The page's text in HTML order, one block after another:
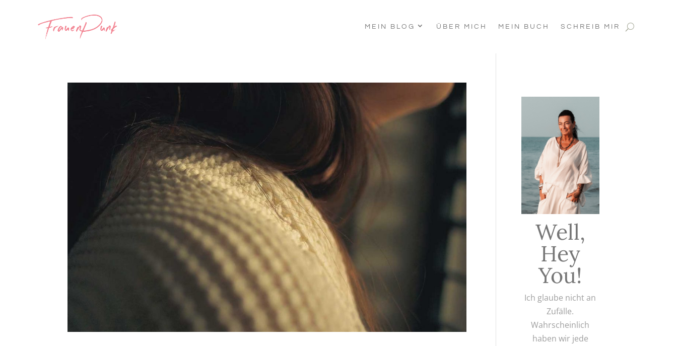
MEIN BLOG ÜBER MICH MEIN BUCH SCHREIB MIR
Well,
Hey
You!
Ich glaube nicht an
Zufälle.
Wahrscheinlich
haben wir jede